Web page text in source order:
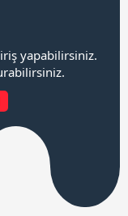
yapabilirsiniz.